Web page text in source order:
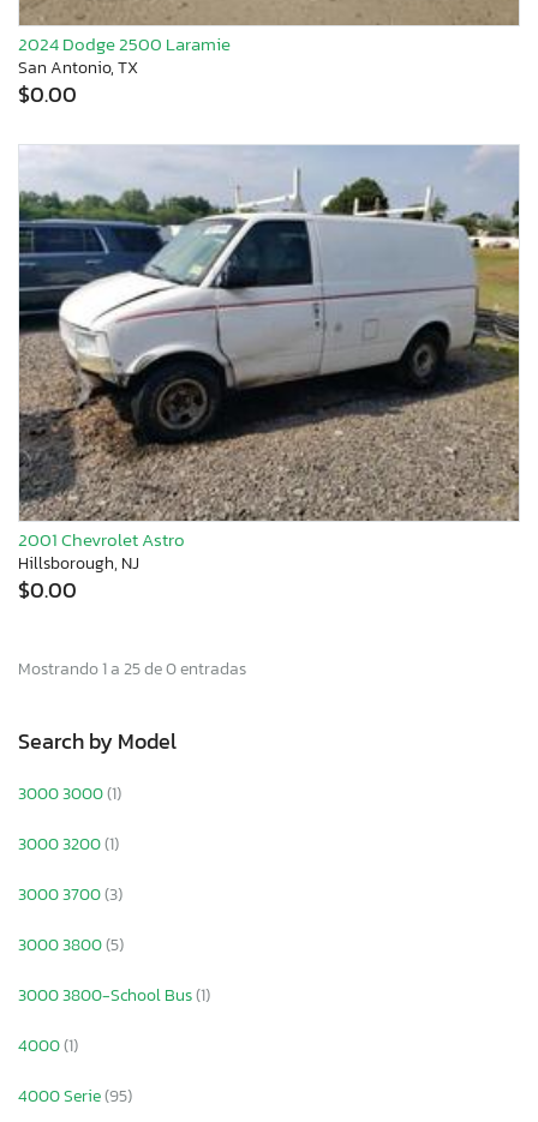
2024 Dodge 2500 Laramie
San Antonio, TX
$0.00
2001 Chevrolet Astro
Hillsborough, NJ
$0.00
Mostrando 1 a 25 de 0 entradas
Search by Model
3000 3000(1)
3000 3200(1)
3000 3700(3)
3000 3800(5)
3000 3800-School Bus(1)
4000(1)
4000 Serie(95)